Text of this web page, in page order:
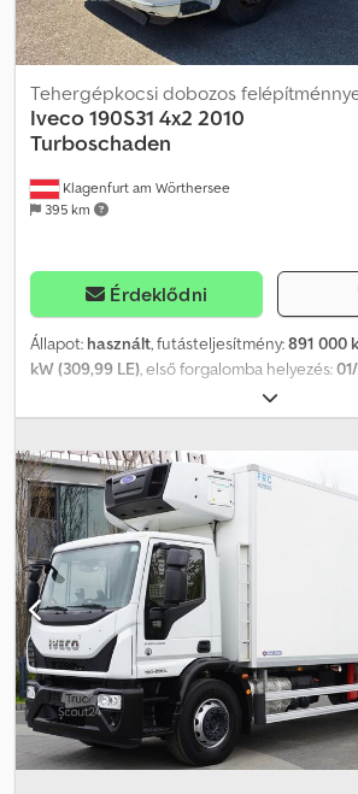
Klagenfurt am Wörthersee
395 km
Tehergépkocsi dobozos
Iveco 190S31 4x2 2010
Turboschaden
Érdeklődni
Állapot: használt, futásteljesítmény:891 000
kW (309,99 LE), első forgalomba helyezés:
, össztömeg:
4x2, üzemanyag:dízel, hajtástípus:automata
turbó meghibásodott! (TURBÓKÁR) A jármű
használható! A motor és a sebességváltó
A raktér hossza 6,50 m. Dodjt Tw Szepfx
magassága kb. 2,25 m.